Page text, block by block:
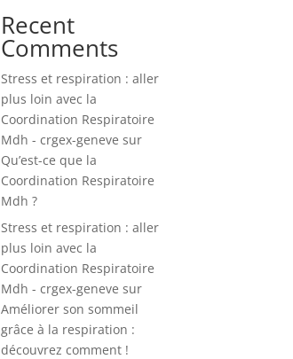
Recent
Comments
Stress et respiration : aller
plus loin avec la
Coordination Respiratoire
Mdh - crgex-geneve sur
Qu’est-ce que la
Coordination Respiratoire
Mdh ?
Stress et respiration : aller
plus loin avec la
Coordination Respiratoire
Mdh - crgex-geneve sur
Améliorer son sommeil
grâce à la respiration :
découvrez comment !